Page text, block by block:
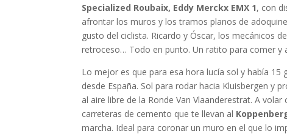
Specialized Roubaix, Eddy Merckx EMX 1, con
afrontar los muros y los tramos planos de
gusto del ciclista. Ricardo y Óscar, los mecánicos
retroceso… Todo en punto. Un ratito para comer y
Lo mejor es que para esa hora lucía sol y había
desde España. Sol para rodar hacia Kluisbergen y
al aire libre de la Ronde Van Vlaanderestrat. A
carreteras de cemento que te llevan al
marcha. Ideal para coronar un muro en el que lo